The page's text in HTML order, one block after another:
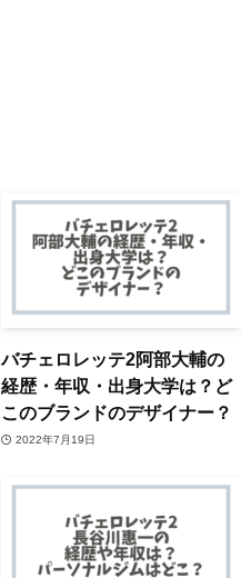
バチェロレッテ2阿部大輔の
経歴・年収・出身大学は？ど
このブランドのデザイナー？
2022年7月19日